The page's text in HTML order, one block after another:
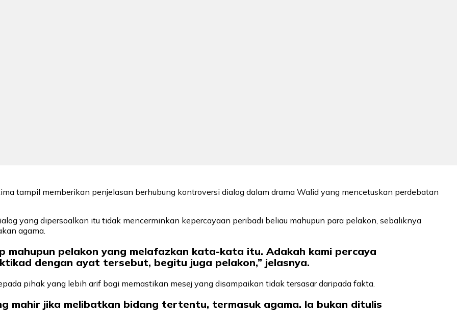
tampil memberikan penjelasan berhubung kontroversi dialog dalam drama Walid yang mencetuskan perdebatan
yang dipersoalkan itu tidak mencerminkan kepercayaan peribadi beliau mahupun para pelakon, sebaliknya
agama.
mahupun pelakon yang melafazkan kata-kata itu. Adakah kami percaya
dengan ayat tersebut, begitu juga pelakon,” jelasnya.
pihak yang lebih arif bagi memastikan mesej yang disampaikan tidak tersasar daripada fakta.
mahir jika melibatkan bidang tertentu, termasuk agama. Ia bukan ditulis